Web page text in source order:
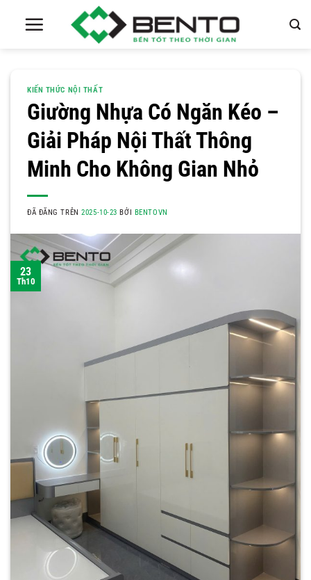
KIẾN THỨC NỘI THẤT
Giường Nhựa Có Ngăn Kéo –
Giải Pháp Nội Thất Thông
Minh Cho Không Gian Nhỏ
ĐÃ ĐĂNG TRÊN2025-10-23 BỞI BENTOVN
23
Th10